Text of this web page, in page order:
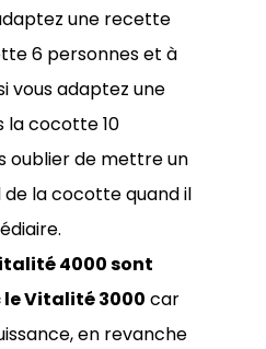
une recette
6 personnes et à
vous adaptez une
cocotte 10
oublier de mettre un
de la cocotte quand il
4000 sont
Vitalité 3000 car
en revanche